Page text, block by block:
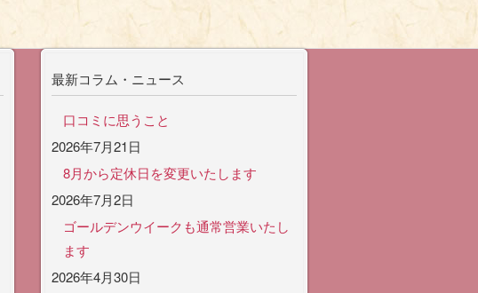
最新コラム・ニュース
口コミに思うこと
2026年7月21日
8月から定休日を変更いたします
2026年7月2日
ゴールデンウイークも通常営業いたし
ます
2026年4月30日